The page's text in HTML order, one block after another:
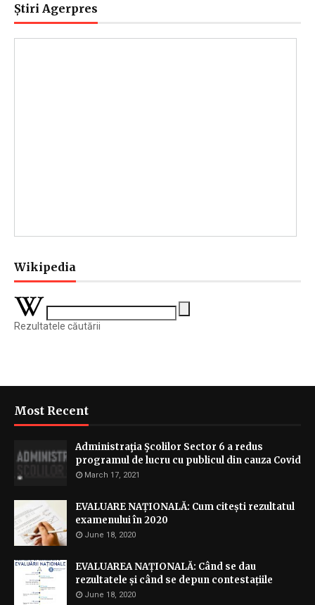
Știri Agerpres
Wikipedia
Rezultatele căutării
Most Recent
Administraţia Şcolilor Sector 6 a redus
programul de lucru cu publicul din cauza Covid
March 17, 2021
EVALUARE NAȚIONALĂ: Cum citești rezultatul
examenului în 2020
June 18, 2020
EVALUAREA NAȚIONALĂ: Când se dau
rezultatele și când se depun contestațiile
June 18, 2020